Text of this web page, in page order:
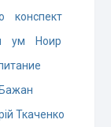
конспект
ум
Ноир
Ткаченко